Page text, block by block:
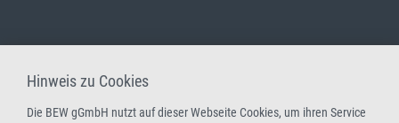
Hinweis zu Cookies
Die BEW gGmbH nutzt auf dieser Webseite Cookies, um ihren Service